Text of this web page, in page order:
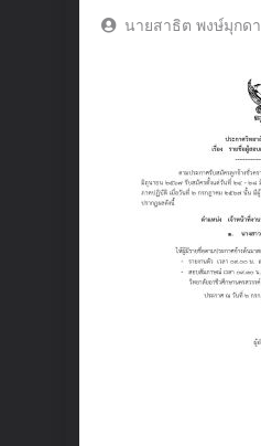
นายสาธิต พงษ์มุกดา